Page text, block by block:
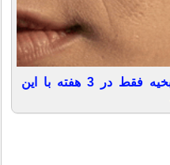
کاهش چشمگیر جای زخم و بخیه فقط در 3 هفته با این